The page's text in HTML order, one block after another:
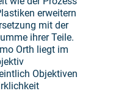
erweitern
mit der
ihrer Teile.
Orth liegt im
Objektiven